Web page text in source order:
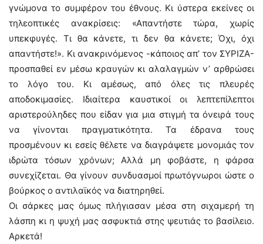
γνώμονα το συμφέρον του έθνους. Κι ύστερα εκείνες οι
τηλεοπτικές ανακρίσεις: «Απαντήστε τώρα, χωρίς
υπεκφυγές. Τι θα κάνετε, τι δεν θα κάνετε; Όχι, όχι
απαντήστε!». Κι ανακρινόμενος -κάποιος απ’ τον ΣΥΡΙΖΑ-
προσπαθεί εν μέσω κραυγών κι αλαλαγμών ν’ αρθρώσει
το λόγο του. Κι αμέσως, από όλες τις πλευρές
αποδοκιμασίες. Ιδιαίτερα καυστικοί οι λεπτεπίλεπτοι
αριστερούληδες που είδαν για μια στιγμή τα όνειρά τους
να γίνονται πραγματικότητα. Τα έδρανα τους
προσμένουν κι εσείς θέλετε να διαγράψετε μονομιάς τον
ιδρώτα τόσων χρόνων; Αλλά μη φοβάστε, η φάρσα
συνεχίζεται. Θα γίνουν συνδυασμοί πρωτόγνωροι ώστε ο
βούρκος ο αντιλαϊκός να διατηρηθεί.
Οι σάρκες μας όμως πλήγιασαν μέσα στη σιχαμερή τη
λάσπη κι η ψυχή μας ασφυκτιά στης ψευτιάς το βασίλειο.
Αρκετά!